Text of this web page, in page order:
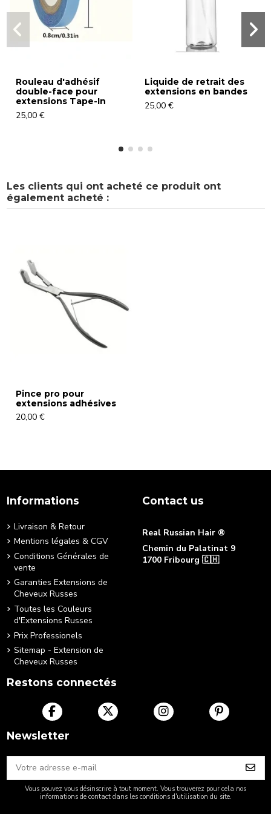
Rouleau d'adhésif
double-face pour
extensions Tape-In
25,00 €
Liquide de retrait des
extensions en bandes
25,00 €
Les clients qui ont acheté ce produit ont
également acheté :
Pince pro pour
extensions adhésives
20,00 €
Informations
Livraison & Retour
Mentions légales & CGV
Conditions Générales de
vente
Garanties Extensions de
Cheveux Russes
Toutes les Couleurs
d'Extensions Russes
Prix Professionels
Sitemap - Extension de
Cheveux Russes
Contact us
Real Russian Hair ®
Chemin du Palatinat 9
1700 Fribourg 🇨🇭
Restons connectés
Newsletter
Vous pouvez vous désinscrire à tout moment. Vous trouverez pour cela nos
informations de contact dans les conditions d'utilisation du site.